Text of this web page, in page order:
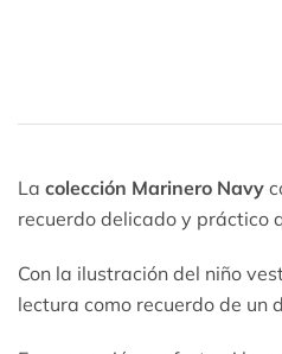
La colección Marinero Navy
recuerdo delicado y práctico
Con la ilustración del niño
lectura como recuerdo de un